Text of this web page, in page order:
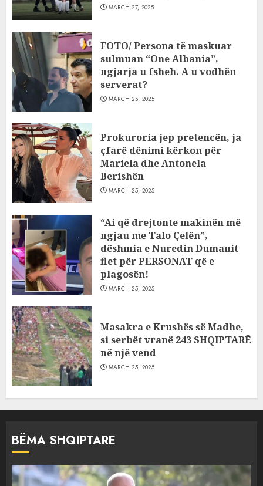
MARCH 27, 2025
FOTO/ Persona të maskuar
sulmuan “One Albania”,
ngjarja u fsheh. A u vodhën
serverat?
MARCH 25, 2025
Prokuroria jep pretencën, ja
çfarë dënimi kërkon për
Mariela dhe Antonela
Berishën
MARCH 25, 2025
“Ai që drejtonte makinën më
ngjau me Talo Çelën”,
dëshmia e Nuredin Dumanit
flet për PERSONAT që e
plagosën!
MARCH 25, 2025
Masakra e Krushës së Madhe,
si serbët vranë 243 SHQIPTARË
në një vend
MARCH 25, 2025
BËMA SHQIPTARE